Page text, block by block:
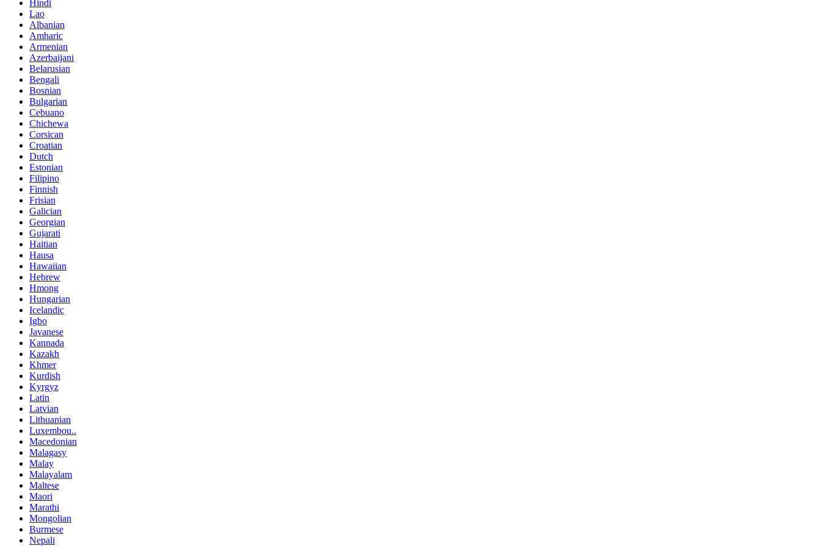
Hindi
Lao
Albanian
Amharic
Armenian
Azerbaijani
Belarusian
Bengali
Bosnian
Bulgarian
Cebuano
Chichewa
Corsican
Croatian
Dutch
Estonian
Filipino
Finnish
Frisian
Galician
Georgian
Gujarati
Haitian
Hausa
Hawaiian
Hebrew
Hmong
Hungarian
Icelandic
Igbo
Javanese
Kannada
Kazakh
Khmer
Kurdish
Kyrgyz
Latin
Latvian
Lithuanian
Luxembou..
Macedonian
Malagasy
Malay
Malayalam
Maltese
Maori
Marathi
Mongolian
Burmese
Nepali